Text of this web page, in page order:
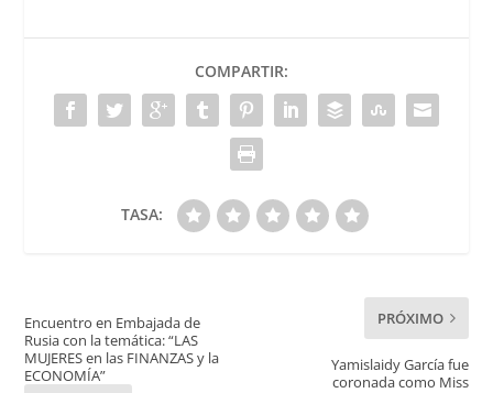
COMPARTIR:
TASA:
Encuentro en Embajada de
Rusia con la temática: “LAS
MUJERES en las FINANZAS y la
ECONOMÍA”
PRÓXIMO
Yamislaidy García fue
coronada como Miss